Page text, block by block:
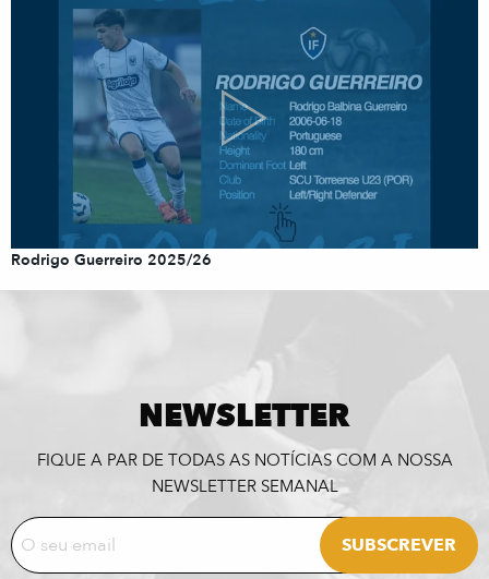
Rodrigo Guerreiro 2025/26
NEWSLETTER
FIQUE A PAR DE TODAS AS NOTÍCIAS COM A NOSSA
NEWSLETTER SEMANAL